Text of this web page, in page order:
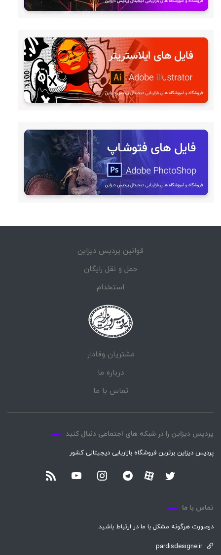
قوانین پردیس دیزاین
حمل و نقل رایگان
استخدام
مشتریان وفادار
درباره ما
تماس با ما
پردیس دیزاین را در شبکه های اجتماعی دنبال کنید
پردیس دیزاین برترین فروشگاه بازاریابی دیجیتالی کشور
تماس با ما
درصورت هرگونه مشکل با ما در ارتباط باشید.
pardisdesigne.ir